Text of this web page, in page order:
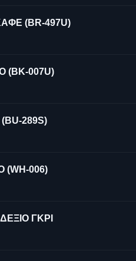
(BR-497U)
(BK-007U)
289S)
006)
ΓΚΡΙ